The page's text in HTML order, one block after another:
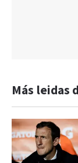
Más leidas